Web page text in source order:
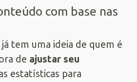
com base nas
tem uma ideia de quem é
de ajustar seu
estatísticas para